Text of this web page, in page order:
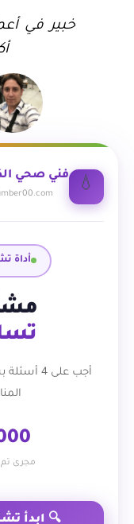
خبير في
💧
فني صحي
أداة
أجب على
مجرى تم
🔍 ابدأ